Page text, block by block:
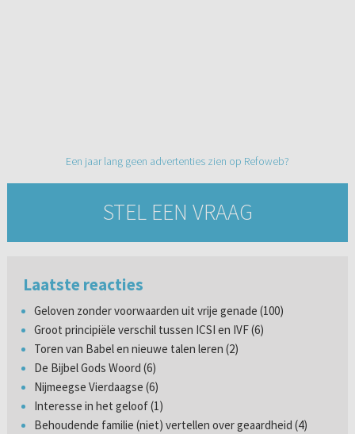
Een jaar lang geen advertenties zien op Refoweb?
STEL EEN VRAAG
Laatste reacties
Geloven zonder voorwaarden uit vrije genade (100)
Groot principiële verschil tussen ICSI en IVF (6)
Toren van Babel en nieuwe talen leren (2)
De Bijbel Gods Woord (6)
Nijmeegse Vierdaagse (6)
Interesse in het geloof (1)
Behoudende familie (niet) vertellen over geaardheid (4)